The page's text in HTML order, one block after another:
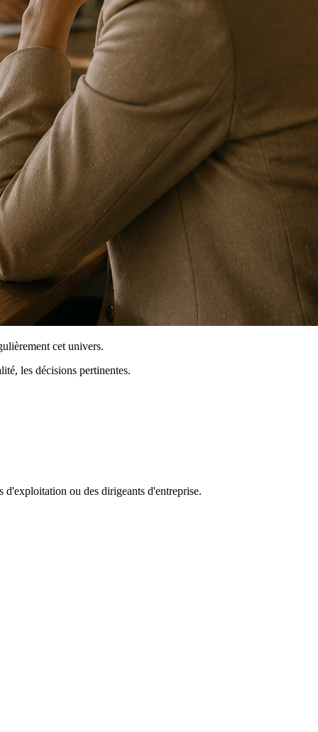
cet univers.
les décisions pertinentes.
d'exploitation ou des dirigeants d'entreprise.